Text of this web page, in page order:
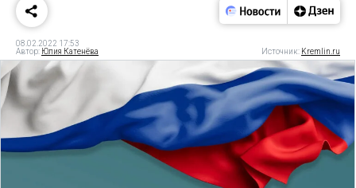
08.02.2022 17:53
Автор: Юлия Катенёва Источник: Kremlin.ru